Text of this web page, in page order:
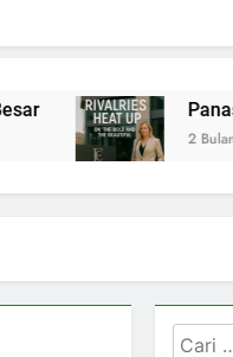
2 Bulan Ago
Cari